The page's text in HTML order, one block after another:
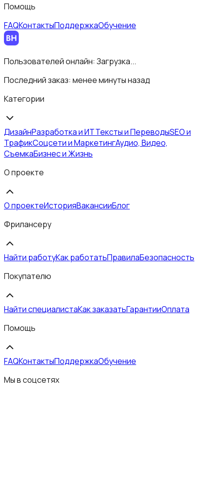
Помощь
FAQКонтактыПоддержкаОбучение
Пользователей онлайн: Загрузка...
Последний заказ: менее минуты назад
Категории
ДизайнРазработка и ИТТексты и ПереводыSEO и
ТрафикСоцсети и МаркетингАудио, Видео,
СъемкаБизнес и Жизнь
О проекте
О проектеИсторияВакансииБлог
Фрилансеру
Найти работуКак работатьПравилаБезопасность
Покупателю
Найти специалистаКак заказатьГарантииОплата
Помощь
FAQКонтактыПоддержкаОбучение
Мы в соцсетях